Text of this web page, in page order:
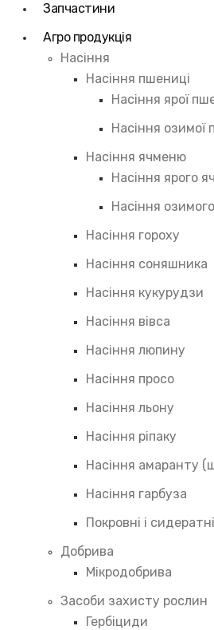
Запчастини
Агро продукція
Насіння
Насіння пшениці
Насіння ярої
Насіння озимої
Насіння ячменю
Насіння ярого
Насіння
Насіння гороху
Насіння соняшника
Насіння кукурудзи
Насіння вівса
Насіння люпину
Насіння просо
Насіння льону
Насіння ріпаку
Насіння амаранту
Насіння гарбуза
Покровні і
Добрива
Мікродобрива
Засоби захисту рослин
Гербіциди